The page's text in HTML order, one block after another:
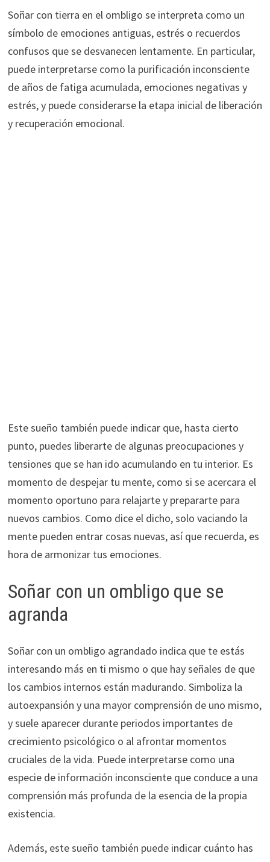
Soñar con tierra en el ombligo se interpreta como un
símbolo de emociones antiguas, estrés o recuerdos
confusos que se desvanecen lentamente. En particular,
puede interpretarse como la purificación inconsciente
de años de fatiga acumulada, emociones negativas y
estrés, y puede considerarse la etapa inicial de liberación
y recuperación emocional.
Este sueño también puede indicar que, hasta cierto
punto, puedes liberarte de algunas preocupaciones y
tensiones que se han ido acumulando en tu interior. Es
momento de despejar tu mente, como si se acercara el
momento oportuno para relajarte y prepararte para
nuevos cambios. Como dice el dicho, solo vaciando la
mente pueden entrar cosas nuevas, así que recuerda, es
hora de armonizar tus emociones.
Soñar con un ombligo que se
agranda
Soñar con un ombligo agrandado indica que te estás
interesando más en ti mismo o que hay señales de que
los cambios internos están madurando. Simboliza la
autoexpansión y una mayor comprensión de uno mismo,
y suele aparecer durante periodos importantes de
crecimiento psicológico o al afrontar momentos
cruciales de la vida. Puede interpretarse como una
especie de información inconsciente que conduce a una
comprensión más profunda de la esencia de la propia
existencia.
Además, este sueño también puede indicar cuánto has